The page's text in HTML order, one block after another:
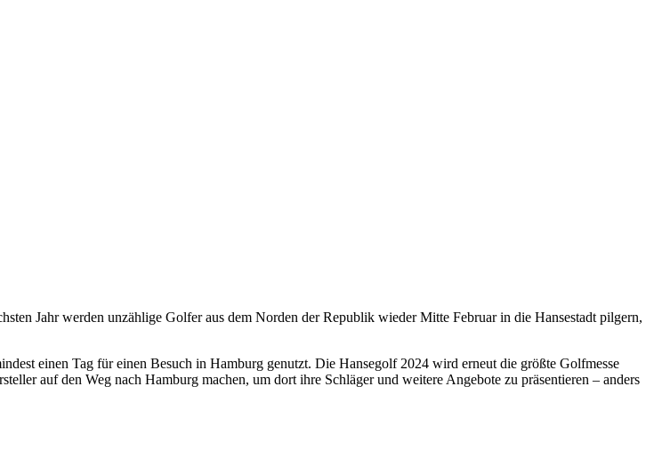
Jahr werden unzählige Golfer aus dem Norden der Republik wieder Mitte Februar in die Hansestadt pilgern,
einen Tag für einen Besuch in Hamburg genutzt. Die Hansegolf 2024 wird erneut die größte Golfmesse
auf den Weg nach Hamburg machen, um dort ihre Schläger und weitere Angebote zu präsentieren – anders